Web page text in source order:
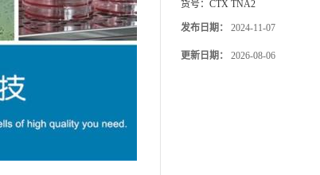
货号： CTX TNA2
发布日期： 2024-11-07
更新日期： 2026-08-06